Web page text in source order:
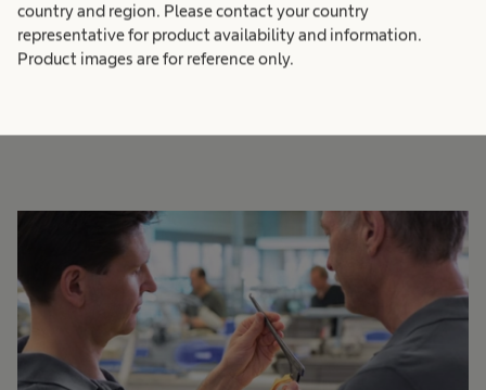
country and region. Please contact your country
representative for product availability and information.
Product images are for reference only.